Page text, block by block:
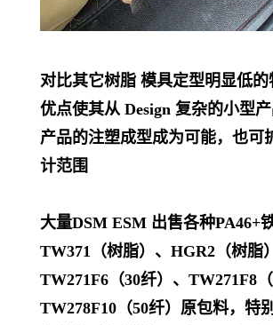
对比其它树脂 模具定型明显低
优点使其从 Design 复杂的小型
产品的注塑成型成为可能，也可
计范围
大量DSM ESM 出售各种PA46+
TW371（树脂）、HGR2（树脂
TW271F6（30纤）、TW271F8（
TW278F10（50纤）原包料，特